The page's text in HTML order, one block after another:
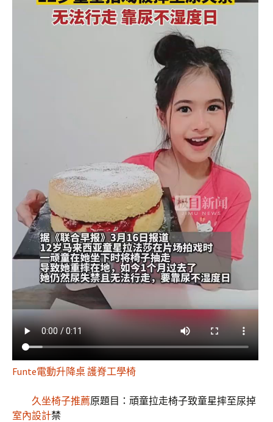
Funte電動升降桌護脊工學椅
久坐椅子推薦原題目：頑童拉走椅子致童星摔至尿掉
室內設計禁